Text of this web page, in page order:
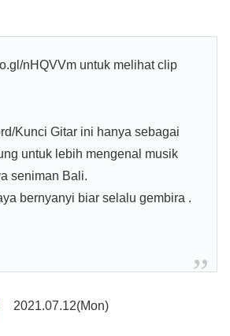
nHQVVm untuk melihat clip
Kunci Gitar ini hanya sebagai
untuk lebih mengenal musik
seniman Bali.
bernyanyi biar selalu gembira .
2021.07.12(Mon)